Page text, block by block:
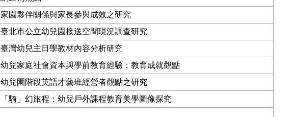
家園夥伴關係與家長參與成效之研究
臺北市公立幼兒園接送空間現況調查研究
臺灣幼兒主日學教材內容分析研究
幼兒家庭社會資本與學前教育經驗：教育成就觀點
幼兒園階段英語才藝班經營者觀點之研究
「騎」幻旅程：幼兒戶外課程教育美學圖像探究